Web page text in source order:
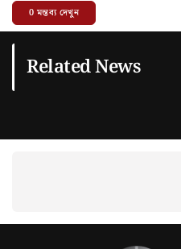
0মন্তব্য দেখুন
Related News